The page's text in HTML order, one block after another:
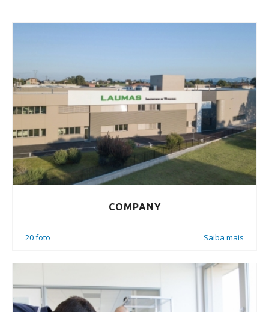
COMPANY
20 foto Saiba mais